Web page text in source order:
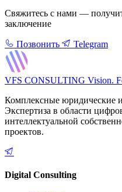
Свяжитесь с нами —
заключение
Позвонить Telegram
VFS CONSULTING Vision.
Комплексные юридические
Экспертиза в области
интеллектуальной
проектов.
Digital Consulting